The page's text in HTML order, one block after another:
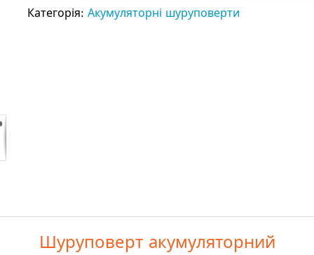
Категорія: Акумуляторні шуруповерти
Шуруповерт акумуляторний